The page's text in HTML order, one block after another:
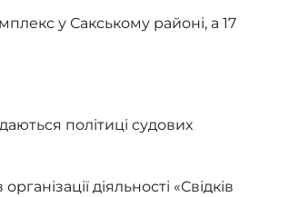
у Сакському районі, а 17
політиці судових
діяльності «Свідків